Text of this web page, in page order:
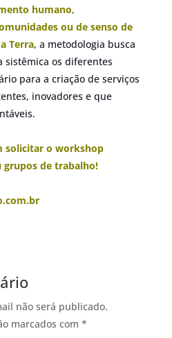
humano,
ou de senso de
Terra, a metodologia busca
sistêmica os diferentes
para a criação de serviços
inovadores e que
solicitar o workshop
grupos de trabalho!
não será publicado.
marcados com *